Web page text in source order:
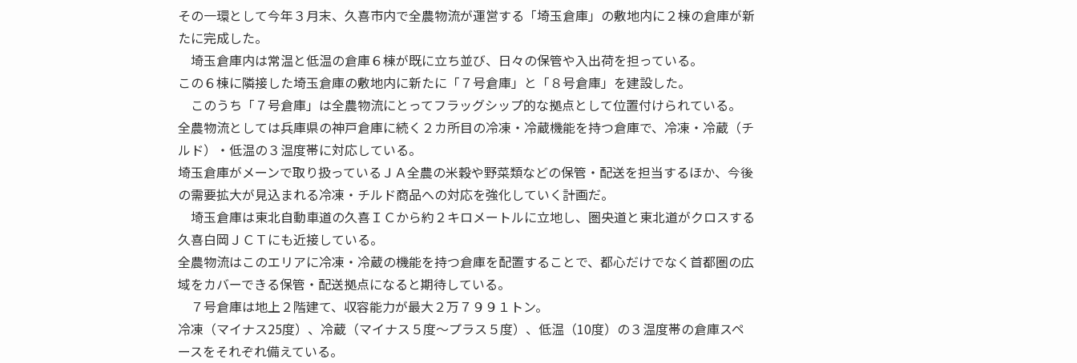
その一環として今年３月末、久喜市内で全農物流が運営する「埼玉倉庫」の敷地内に２棟の倉庫が新
たに完成した。
埼玉倉庫内は常温と低温の倉庫６棟が既に立ち並び、日々の保管や入出荷を担っている。
この６棟に隣接した埼玉倉庫の敷地内に新たに「７号倉庫」と「８号倉庫」を建設した。
このうち「７号倉庫」は全農物流にとってフラッグシップ的な拠点として位置付けられている。
全農物流としては兵庫県の神戸倉庫に続く２カ所目の冷凍・冷蔵機能を持つ倉庫で、冷凍・冷蔵（チ
ルド）・低温の３温度帯に対応している。
埼玉倉庫がメーンで取り扱っているＪＡ全農の米穀や野菜類などの保管・配送を担当するほか、今後
の需要拡大が見込まれる冷凍・チルド商品への対応を強化していく計画だ。
埼玉倉庫は東北自動車道の久喜ＩＣから約２キロメートルに立地し、圏央道と東北道がクロスする
久喜白岡ＪＣＴにも近接している。
全農物流はこのエリアに冷凍・冷蔵の機能を持つ倉庫を配置することで、都心だけでなく首都圏の広
域をカバーできる保管・配送拠点になると期待している。
７号倉庫は地上２階建て、収容能力が最大２万７９９１トン。
冷凍（マイナス25度）、冷蔵（マイナス５度～プラス５度）、低温（10度）の３温度帯の倉庫スペ
ースをそれぞれ備えている。